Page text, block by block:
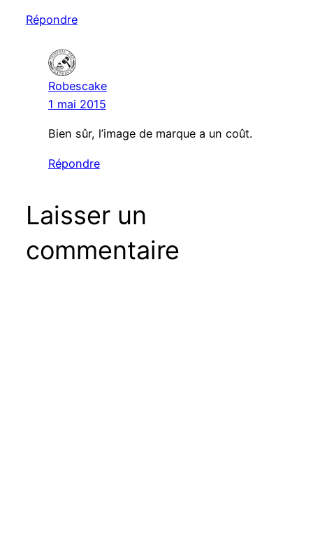
Répondre
Robescake
1 mai 2015
Bien sûr, l’image de marque a un coût.
Répondre
Laisser un
commentaire